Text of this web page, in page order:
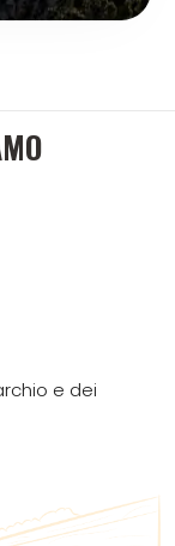
e dei